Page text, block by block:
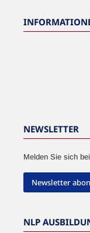
NEWSLETTER
Melden Sie sich
Newsletter
NLP